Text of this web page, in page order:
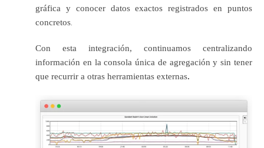
gráfica y conocer datos exactos registrados en puntos
concretos
Con esta integración, continuamos centralizando
información en la consola única de agregación y sin tener
que recurrir a otras herramientas externas.